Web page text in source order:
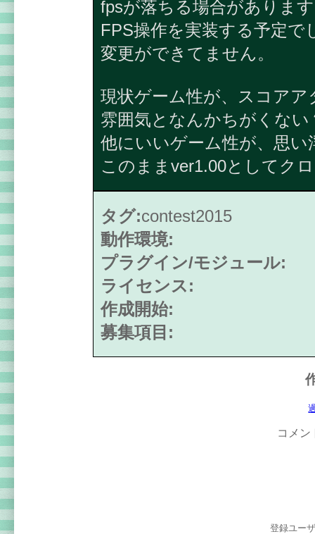
fpsが落ちる場合がありま
FPS操作を実装する予定
変更ができてません。
現状ゲーム性が、スコア
雰囲気となんかちがくな
他にいいゲーム性が、思
このままver1.00としてク
タグ:contest2015
動作環境:
プラグイン/モジュール:
ライセンス:
作成開始:
募集項目:
コメン
登録ユー